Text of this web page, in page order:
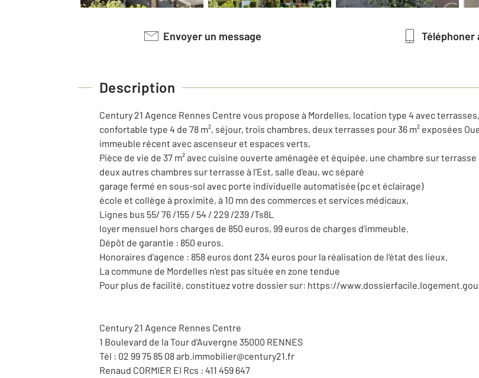
Envoyer un message
Description
Century 21 Agence Rennes Centre vous propose à Mordelles, location type 4 avec
confortable type 4 de 78 m², séjour, trois chambres, deux terrasses pour 36 m² exposées
immeuble récent avec ascenseur et espaces verts,
Pièce de vie de 37 m² avec cuisine ouverte aménagée et équipée, une chambre sur terrasse
deux autres chambres sur terrasse à l'Est, salle d'eau, wc séparé
garage fermé en sous-sol avec porte individuelle automatisée (pc et éclairage)
école et collège à proximité, à 10 mn des commerces et services médicaux,
Lignes bus 55/ 76 /155 / 54 / 229 /239 /Ts8L
loyer mensuel hors charges de 850 euros, 99 euros de charges d'immeuble.
Dépôt de garantie : 850 euros.
Honoraires d'agence : 858 euros dont 234 euros pour la réalisation de l'état des lieux.
La commune de Mordelles n'est pas située en zone tendue
Pour plus de facilité, constituez votre dossier sur: https://
Century 21 Agence Rennes Centre
1 Boulevard de la Tour d'Auvergne 35000 RENNES
Tél : 02 99 75 85 08 arb.immobilier@century21.fr
Renaud CORMIER EI Rcs : 411 459 647